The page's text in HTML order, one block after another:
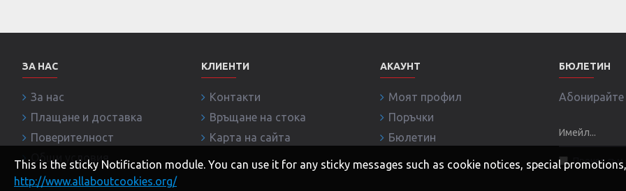
ЗА НАС
За нас
Плащане и доставка
Поверителност
Общи условия
КЛИЕНТИ
Контакти
Връщане на стока
Карта на сайта
АКАУНТ
Моят профил
Поръчки
Бюлетин
БЮЛЕТИН
Абонирайте
Прочел съм
This is the sticky Notification module. You can use it for any sticky messages such as cookie notices, special
http://www.allaboutcookies.org/